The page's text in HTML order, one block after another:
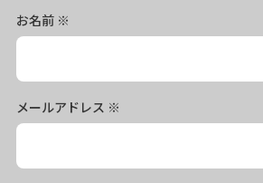
お名前 ※
メールアドレス ※